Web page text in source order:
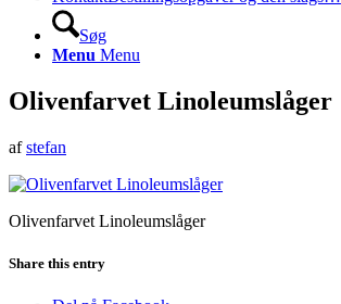
Søg
Menu Menu
Olivenfarvet Linoleumslåger
afstefan
Olivenfarvet Linoleumslåger
Share this entry